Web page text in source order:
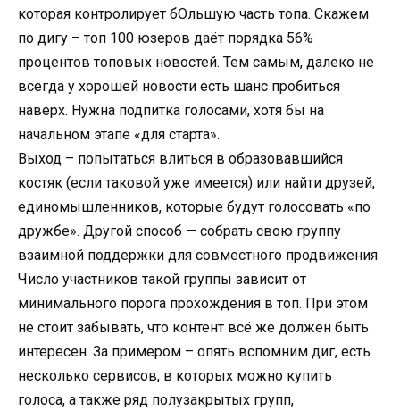
которая контролирует бОльшую часть топа. Скажем
по дигу – топ 100 юзеров даёт порядка 56%
процентов топовых новостей. Тем самым, далеко не
всегда у хорошей новости есть шанс пробиться
наверх. Нужна подпитка голосами, хотя бы на
начальном этапе «для старта».
Выход – попытаться влиться в образовавшийся
костяк (если таковой уже имеется) или найти друзей,
единомышленников, которые будут голосовать «по
дружбе». Другой способ — собрать свою группу
взаимной поддержки для совместного продвижения.
Число участников такой группы зависит от
минимального порога прохождения в топ. При этом
не стоит забывать, что контент всё же должен быть
интересен. За примером – опять вспомним диг, есть
несколько сервисов, в которых можно купить
голоса, а также ряд полузакрытых групп,